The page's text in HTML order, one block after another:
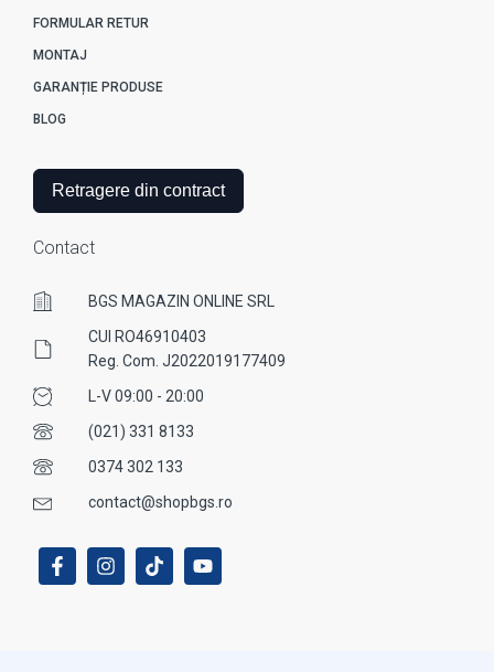
FORMULAR RETUR
MONTAJ
GARANȚIE PRODUSE
BLOG
Retragere din contract
Contact
BGS MAGAZIN ONLINE SRL
CUI RO46910403
Reg. Com. J2022019177409
L-V 09:00 - 20:00
(021) 331 8133
0374 302 133
contact@shopbgs.ro